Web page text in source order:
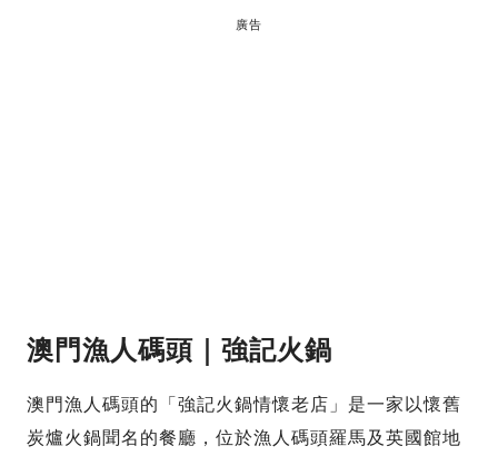
廣告
澳門漁人碼頭｜強記火鍋
澳門漁人碼頭的「強記火鍋情懷老店」是一家以懷舊
炭爐火鍋聞名的餐廳，位於漁人碼頭羅馬及英國館地